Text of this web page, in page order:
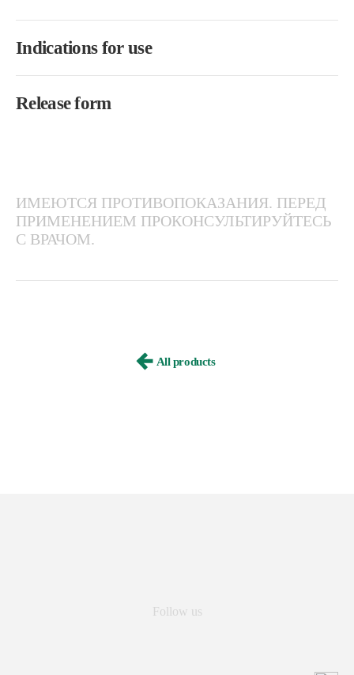
Indications for use
Release form
ИМЕЮТСЯ ПРОТИВОПОКАЗАНИЯ. ПЕРЕД
ПРИМЕНЕНИЕМ ПРОКОНСУЛЬТИРУЙТЕСЬ
С ВРАЧОМ.
All products
Follow us